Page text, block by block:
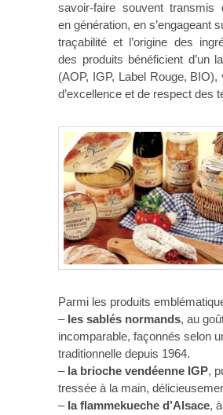
savoir-faire souvent transmis
en génération, en s’engageant
traçabilité et l’origine des
des produits bénéficient d’un
(AOP, IGP, Label Rouge, BIO),
d’excellence et de respect des
Parmi les produits
– les sablés normands, au
incomparable, façonnés selon
traditionnelle depuis 1964.
– la brioche vendéenne IGP,
tressée à la main,
– la flammekueche d’Alsace,